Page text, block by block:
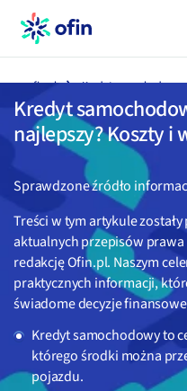
ofin.pl Kredyt samochodowy
Kredyt
najlepszy? Koszty
Sprawdzone źródło
Treści w tym artykule
aktualnych przepisów
redakcję Ofin.pl. Naszym
praktycznych informacji,
świadome decyzje
Kredyt samochodowy to
którego środki można
pojazdu.